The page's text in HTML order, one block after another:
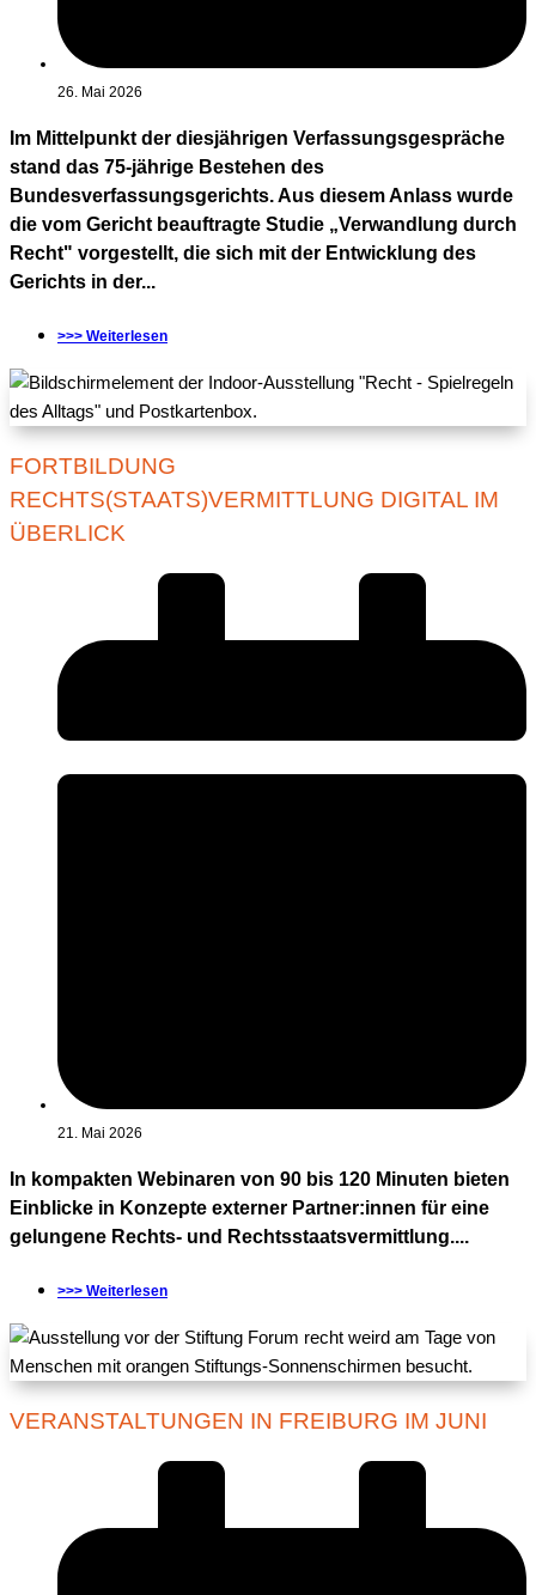
26. Mai 2026
Im Mittelpunkt der diesjährigen Verfassungsgespräche
stand das 75-jährige Bestehen des
Bundesverfassungsgerichts. Aus diesem Anlass wurde
die vom Gericht beauftragte Studie „Verwandlung durch
Recht" vorgestellt, die sich mit der Entwicklung des
Gerichts in der...
>>> Weiterlesen
FORTBILDUNG
RECHTS(STAATS)VERMITTLUNG DIGITAL IM
ÜBERLICK
21. Mai 2026
In kompakten Webinaren von 90 bis 120 Minuten bieten
Einblicke in Konzepte externer Partner:innen für eine
gelungene Rechts- und Rechtsstaatsvermittlung....
>>> Weiterlesen
VERANSTALTUNGEN IN FREIBURG IM JUNI